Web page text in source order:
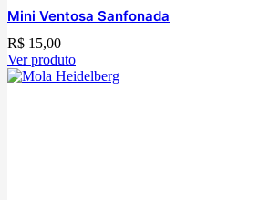
Mini Ventosa Sanfonada
R$ 15,00
Ver produto